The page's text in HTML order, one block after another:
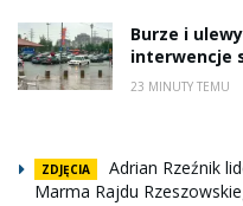
Burze i
interwencje
23 MINUTY TEMU
ZDJĘCIA
Adrian Rzeźnik
Marma Rajdu